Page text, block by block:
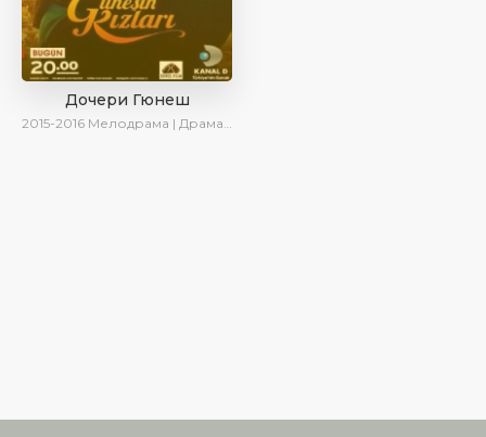
Дочери Гюнеш
2015-2016 Мелодрама | Драма | Комедия